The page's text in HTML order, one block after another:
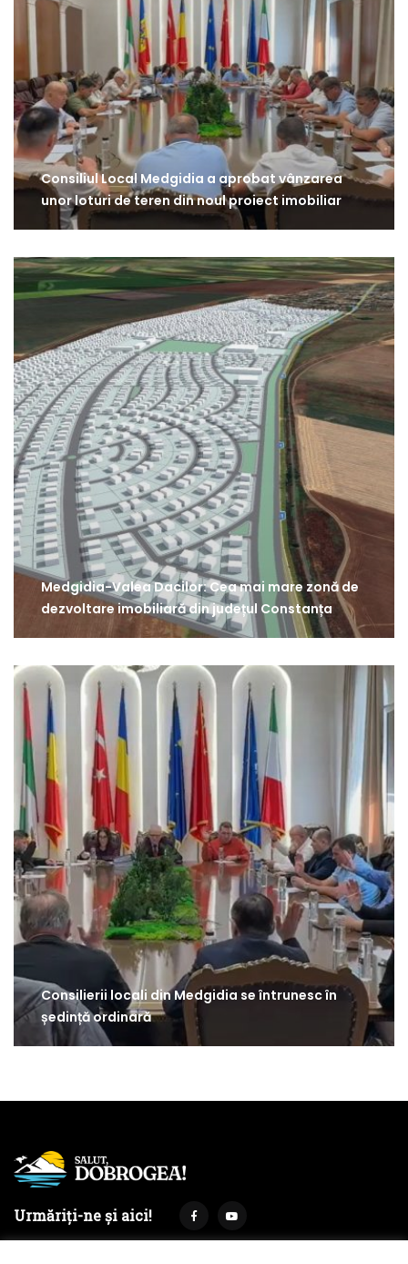
Consiliul Local Medgidia a aprobat vânzarea
unor loturi de teren din noul proiect imobiliar
Medgidia-Valea Dacilor: Cea mai mare zonă de
dezvoltare imobiliară din județul Constanța
Consilierii locali din Medgidia se întrunesc în
ședință ordinară
Urmăriți-ne și aici!